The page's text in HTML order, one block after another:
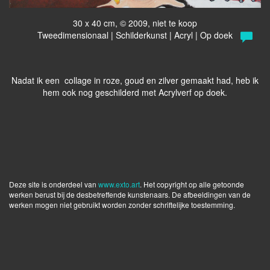
30 x 40 cm, © 2009, niet te koop
Tweedimensionaal | Schilderkunst | Acryl | Op doek
Nadat ik een collage in roze, goud en zilver gemaakt had, heb ik
hem ook nog geschilderd met Acrylverf op doek.
Deze site is onderdeel van www.exto.art. Het copyright op alle getoonde
werken berust bij de desbetreffende kunstenaars. De afbeeldingen van de
werken mogen niet gebruikt worden zonder schriftelijke toestemming.